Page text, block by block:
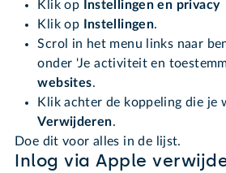
Klik op
Instellingen en privacy
Klik op
Instellingen.
Scrol in het menu links naar
onder 'Je activiteit en
websites.
Klik achter de koppeling die je
Verwijderen.
Doe dit voor alles in de lijst.
Inlog via Apple